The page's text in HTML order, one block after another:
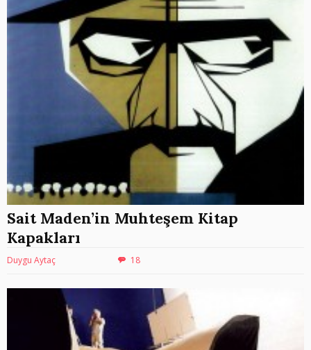
Sait Maden’in Muhteşem Kitap
Kapakları
Duygu Aytaç 18